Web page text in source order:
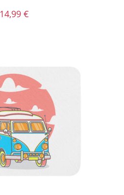
14,99 €